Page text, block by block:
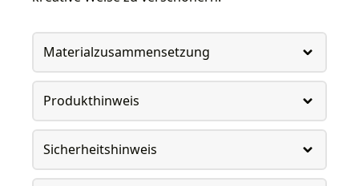
Materialzusammensetzung
Produkthinweis
Sicherheitshinweis